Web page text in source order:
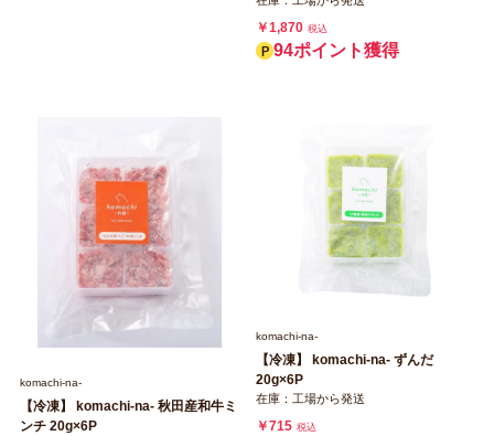
￥1,870 税込
94ポイント獲得
komachi‐na‐
【冷凍】 komachi‐na‐ 秋田産和牛ミ
ンチ 20g×6P
komachi‐na‐
【冷凍】 komachi‐na‐ ずんだ
20g×6P
在庫：工場から発送
￥715 税込